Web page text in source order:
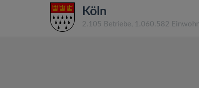
Köln
2.105 Betriebe, 1.060.582